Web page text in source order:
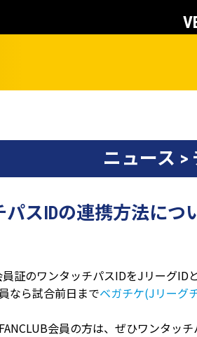
ニュース >
スIDの連携方法につ
員証のワンタッチパスIDをJリーグ
なら試合前日までベガチケ(Jリーグ
会員の方は、ぜひワンタッ